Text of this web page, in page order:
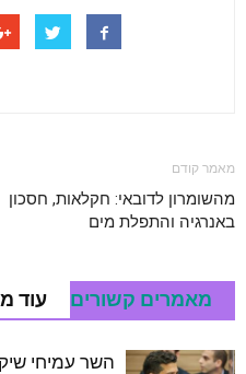
מאמר קודם
מהשומרון לדובאי: חקלאות, חסכון
באנרגיה והתפלת מים
מאמרים קשורים עוד
השר עמיחי